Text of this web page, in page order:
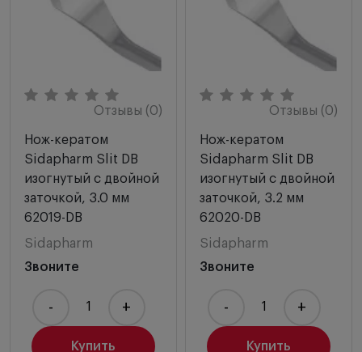
Отзывы (0)
Нож-кератом
Sidapharm Slit DB
изогнутый с двойной
заточкой, 3.0 мм
62019-DB
Sidapharm
Звоните
Купить
- +
Отзывы (0)
Нож-кератом
Sidapharm Slit DB
изогнутый с двойной
заточкой, 3.2 мм
62020-DB
Sidapharm
Звоните
Купить
- +